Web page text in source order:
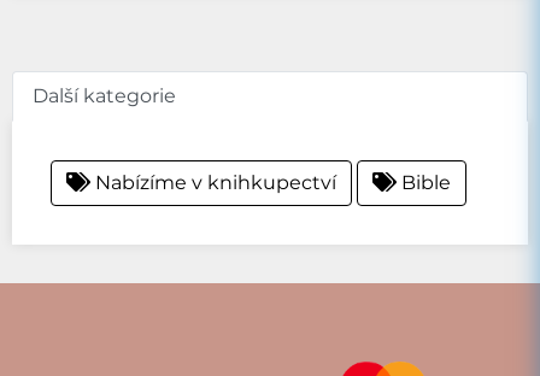
Další kategorie
Nabízíme v knihkupectví Bible